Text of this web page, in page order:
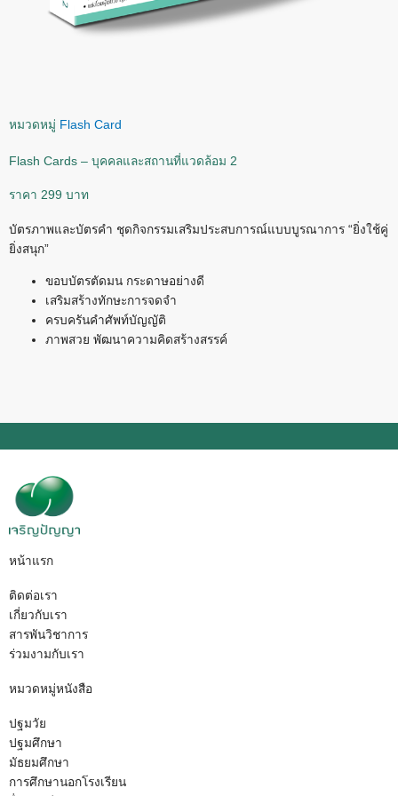
หมวดหมู่ Flash Card
Flash Cards – บุคคลและสถานที่แวดล้อม 2
ราคา 299 บาท
บัตรภาพและบัตรคำ ชุดกิจกรรมเสริมประสบการณ์แบบบูรณาการ “ยิ่งใช้คู่
ยิ่งสนุก”
ขอบบัตรตัดมน กระดาษอย่างดี
เสริมสร้างทักษะการจดจำ
ครบครันคำศัพท์บัญญัติ
ภาพสวย พัฒนาความคิดสร้างสรรค์
หน้าแรก
ติดต่อเรา
เกี่ยวกับเรา
สารพันวิชาการ
ร่วมงามกับเรา
หมวดหมู่หนังสือ
ปฐมวัย
ปฐมศึกษา
มัธยมศึกษา
การศึกษานอกโรงเรียน